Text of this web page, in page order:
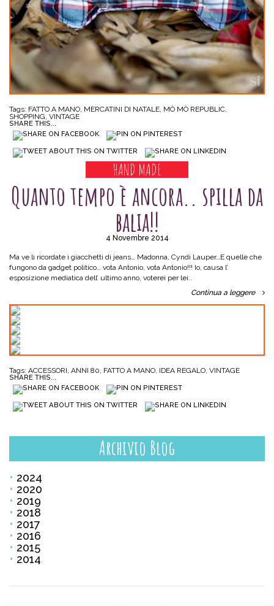
Tags: FATTO A MANO MERCATINI DI NATALE MÒ MÒ REPUBLIC
SHOPPING VINTAGE
SHARE THIS...
HAND MADE
Quanto tempo è ancora.. spilla da
balia!!
4 Novembre 2014
Ma ve li ricordate i giacchetti di jeans… Madonna, Cyndi Lauper…E quelle che
fungono da gadget politico… vota Antonio, vota Antonio!!! Io, causa l’
esposizione mediatica dell’ ultimo anno, voterei per lei..
Continua a leggere
Tags: ACCESSORI, ANNI 80, FATTO A MANO, IDEA REGALO, VINTAGE
SHARE THIS...
Archivio Blog
2024
2020
2019
2018
2017
2016
2015
2014